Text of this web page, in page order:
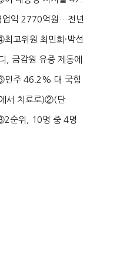
...
업익 2770억원…전년
고위원 최민희·박선
, 금감원 유증 제동에
민주 46.2% 대 국힘
밖 ...
서 치료로)②(단
…여성...
순위, 10명 중 4명